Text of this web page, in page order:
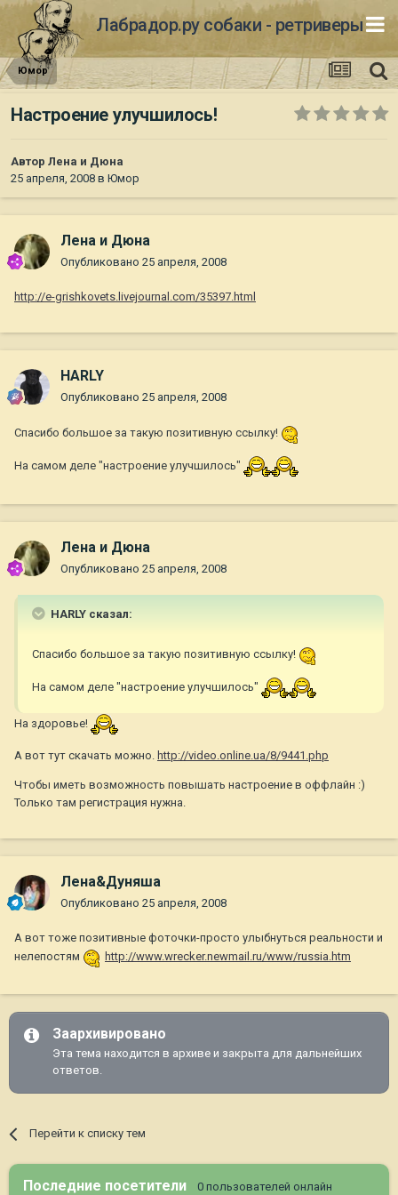
Лабрадор.ру собаки - ретриверы
Юмор
Настроение улучшилось!
Автор Лена и Дюна
25 апреля, 2008 в Юмор
Лена и Дюна
Опубликовано 25 апреля, 2008
http://e-grishkovets.livejournal.com/35397.html
HARLY
Опубликовано 25 апреля, 2008
Спасибо большое за такую позитивную ссылку!
На самом деле "настроение улучшилось"
Лена и Дюна
Опубликовано 25 апреля, 2008
HARLY сказал:
Спасибо большое за такую позитивную ссылку!
На самом деле "настроение улучшилось"
На здоровье!
А вот тут скачать можно. http://video.online.ua/8/9441.php
Чтобы иметь возможность повышать настроение в оффлайн :)
Только там регистрация нужна.
Лена&Дуняша
Опубликовано 25 апреля, 2008
А вот тоже позитивные фоточки-просто улыбнуться реальности и
нелепостям
http://www.wrecker.newmail.ru/www/russia.htm
Заархивировано
Эта тема находится в архиве и закрыта для дальнейших
ответов.
Перейти к списку тем
Последние посетители 0 пользователей онлайн